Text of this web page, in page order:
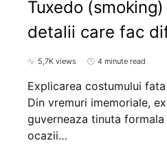
Tuxedo
detalii care fac
5,7K views 4 minute read
Explicarea costumului
Din vremuri imemoriale,
guverneaza tinuta formala
ocazii…